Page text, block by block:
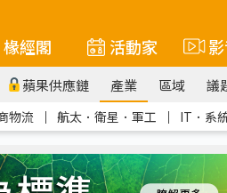
椽經閣 活動家
蘋果供應鏈 產業 區域 議
物流 ｜ 航太．衛星．軍工 ｜ IT．系